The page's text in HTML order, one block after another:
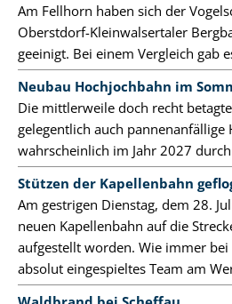
Am Fellhorn haben sich der
Oberstdorf-Kleinwalsertaler
geeinigt. Bei einem Vergleich gab
Neubau Hochjochbahn im
Die mittlerweile doch recht
gelegentlich auch
wahrscheinlich im Jahr 2027
Stützen der Kapellenbahn
Am gestrigen Dienstag, dem 28.
neuen Kapellenbahn auf die
aufgestellt worden. Wie immer
absolut eingespieltes Team am